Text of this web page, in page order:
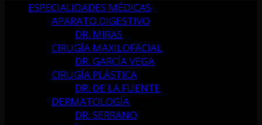
ESPECIALIDADES MÉDICAS
APARATO DIGESTIVO
DR. MIRAS
CIRUGÍA MAXILOFACIAL
DR. GARCÍA VEGA
CIRUGÍA PLÁSTICA
DR. DE LA FUENTE
DERMATOLOGÍA
DR. SERRANO